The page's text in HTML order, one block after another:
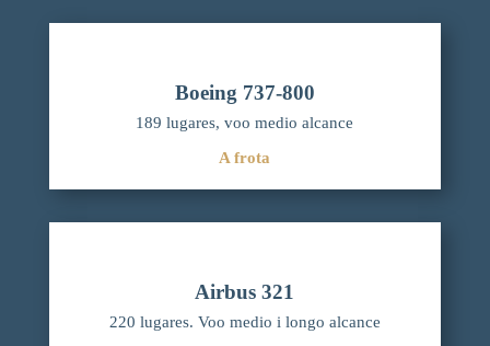
Boeing 737-800
189 lugares, voo medio alcance
A frota
Airbus 321
220 lugares. Voo medio i longo alcance